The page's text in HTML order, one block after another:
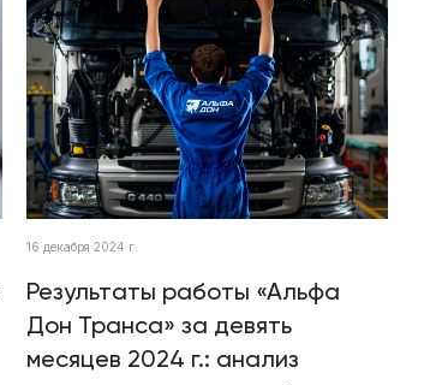
16 декабря 2024 г.
Результаты работы «Альфа
Дон Транса» за девять
месяцев 2024 г.: анализ